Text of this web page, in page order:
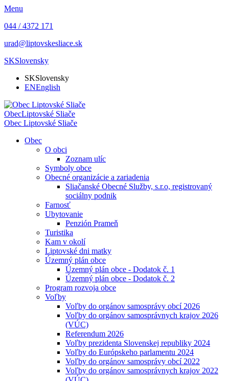
Menu
044 / 4372 171
urad@liptovskesliace.sk
SKSlovensky
SKSlovensky
ENEnglish
ObecLiptovské Sliače
Obec Liptovské Sliače
Obec
O obci
Zoznam ulíc
Symboly obce
Obecné organizácie a zariadenia
Sliačanské Obecné Služby, s.r.o, registrovaný
sociálny podnik
Farnosť
Ubytovanie
Penzión Prameň
Turistika
Kam v okolí
Liptovské dni matky
Územný plán obce
Územný plán obce - Dodatok č. 1
Územný plán obce - Dodatok č. 2
Program rozvoja obce
Voľby
Voľby do orgánov samosprávy obcí 2026
Voľby do orgánov samosprávnych krajov 2026
(VÚC)
Referendum 2026
Voľby prezidenta Slovenskej republiky 2024
Voľby do Európskeho parlamentu 2024
Voľby do orgánov samosprávy obcí 2022
Voľby do orgánov samosprávnych krajov 2022